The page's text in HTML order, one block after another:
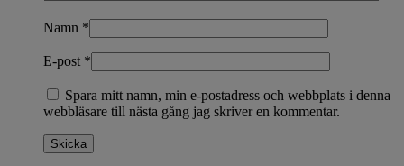
Namn *
E-post *
Spara mitt namn, min e-postadress och webbplats i denna
webbläsare till nästa gång jag skriver en kommentar.